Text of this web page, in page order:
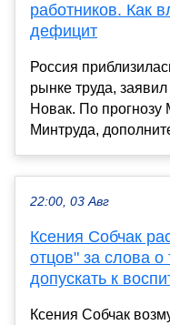
работников. Как
дефицит
Россия
рынке труда,
Новак. По прогнозу
Минтруда,
22:00, 03 Авг
Ксения Собчак
отцов" за слова
допускать к
Ксения Собчак